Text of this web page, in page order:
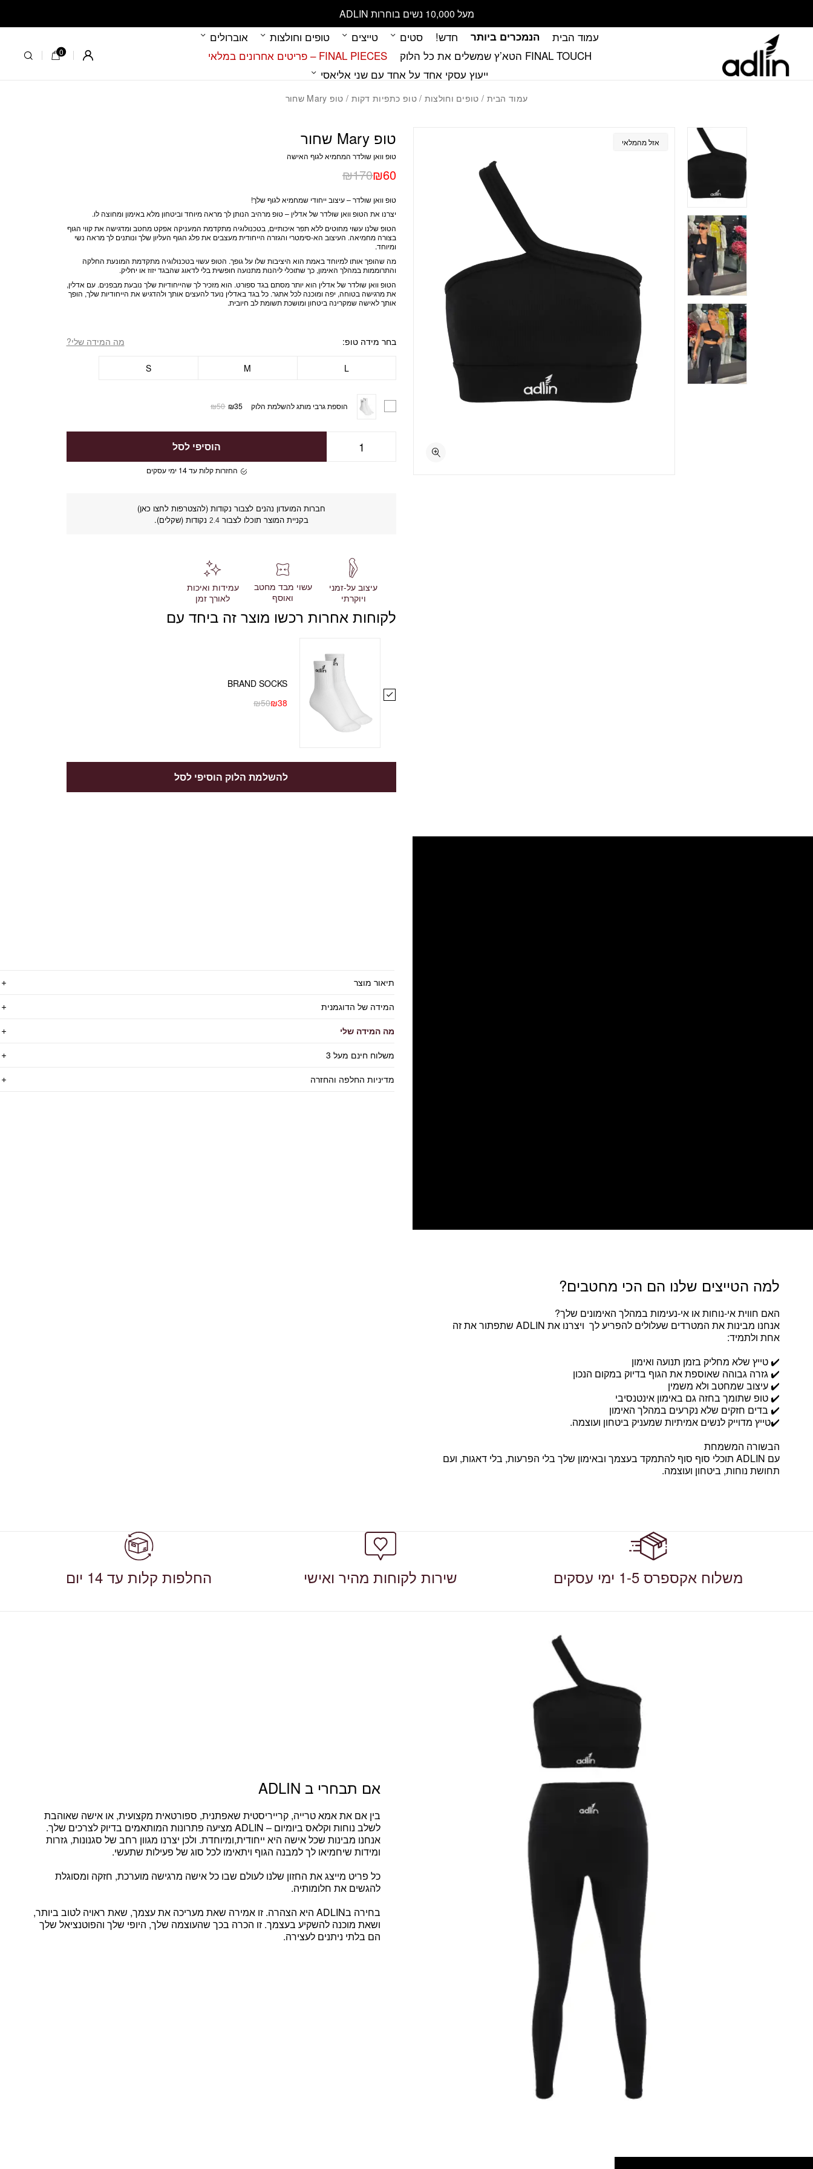
מעל 10,000 נשים בוחרות ADLIN
עמוד הבית הנמכרים ביותר חדש! סטים טייצים טופים וחולצות
אוברולים
FINAL TOUCH הטא’ץ שמשלים את כל הלוק
FINAL PIECES – פריטים אחרונים במלאי
ייעוץ עסקי אחד על אחד עם שני אליאסי
Register
0
עמוד הבית / טופים וחולצות /טופ כתפיות דקות / טופ Mary שחור
טופ Mary שחור
טופ וואן שולדר המחמיא לגוף האישה
₪170₪60
טופ וואן שולדר – עיצוב ייחודי שמחמיא לגוף שלך!
יצרנו את הטופ וואן שולדר של אדלין – טופ מרהיב הנותן לך מראה מיוחד וביטחון מלא באימון ומחוצה לו.
הטופ שלנו עשוי מחוטים ללא תפר איכותיים, בטכנולוגיה מתקדמת המעניקה אפקט מחטב ומדגישה את קווי הגוף
בצורה מחמיאה. העיצוב הא-סימטרי והגזרה הייחודית מעצבים את פלג הגוף העליון שלך ונותנים לך מראה נשי
ומיוחד.
מה שהופך אותו למיוחד באמת הוא היציבות שלו על גופך. הטופ עשוי בטכנולוגיה מתקדמת המונעת החלקה
והתרוממות במהלך האימון, כך שתוכלי ליהנות מתנועה חופשית בלי לדאוג שהבגד יזוז או יחליק.
הטופ וואן שולדר של אדלין הוא יותר מסתם בגד ספורט. הוא מזכיר לך שהייחודיות שלך נובעת מבפנים. עם אדלין,
את מרגישה בטוחה, יפה ומוכנה לכל אתגר. כל בגד באדלין נועד להעצים אותך ולהדגיש את הייחודיות שלך, הופך
אותך לאישה שמקרינה ביטחון ומושכת תשומת לב חיובית.
בחר מידה טופ מה המידה שלי?
L
M
S
הוספת גרבי מותג להשלמת הלוק ₪50 ₪35
הוסיפי לסל
החזרות קלות עד 14 ימי עסקים
חברות המועדון נהנים לצבור נקודות (להצטרפות לחצו כאן)
בקניית המוצר תוכלו לצבור2.4 נקודות (שקלים).
עיצוב על-זמני
ויוקרתי
עשוי מבד מחטב
ואוסף
עמידות ואיכות
לאורך זמן
לקוחות אחרות רכשו מוצר זה ביחד עם
BRAND SOCKS
₪50₪38
להשלמת הלוק הוסיפי לסל
אזל מהמלאי
תיאור מוצר
המידה של הדוגמנית
מה המידה שלי
משלוח חינם מעל 3
מדיניות החלפה והחזרה
למה הטייצים שלנו הם הכי מחטבים?
האם חווית אי-נוחות או אי-נעימות במהלך האימונים שלך?
אנחנו מבינות את המטרדים שעלולים להפריע לך ויצרנו את ADLIN שתפתור את זה
אחת ולתמיד:
✔️ טייץ שלא מחליק בזמן תנועה ואימון
✔️ גזרה גבוהה שאוספת את הגוף בדיוק במקום הנכון
✔️ עיצוב שמחטב ולא משמין
✔️ טופ שתומך בחזה גם באימון אינטנסיבי
✔️ בדים חזקים שלא נקרעים במהלך האימון
✔️טייץ מדוייק לנשים אמיתיות שמעניק ביטחון ועוצמה.
הבשורה המשמחת
עם ADLIN תוכלי סוף סוף להתמקד בעצמך ובאימון שלך בלי הפרעות, בלי דאגות, ועם
תחושת נוחות, ביטחון ועוצמה.
משלוח אקספרס 1-5 ימי עסקים שירות לקוחות מהיר ואישי החלפות קלות עד 14 יום
אם תבחרי ב ADLIN
בין אם אתאמא טרייה, קרייריסטית שאפתנית, ספורטאית מקצועית, או אישה שאוהבת
לשלב נוחות וקלאס ביומיום
– ADLIN מציעה פתרונות המותאמים בדיוק לצרכים שלך.
אנחנו מבינות שכל אישה היא ייחודית,ומיוחדת. ולכן יצרנו מגוון רחב של סגנונות, גזרות
ומידות שיחמיאו לך למבנה הגוף ויתאימו לכל סוג של פעילות שתעשי.
כל פריט מייצג את החזון שלנו לעולם שבו כל אישה מרגישה מוערכת, חזקה ומסוגלת
להגשים את חלומותיה.
בחירה בADLIN היא הצהרה. זו
אמירה שאת מעריכה את עצמך, שאת ראויה לטוב ביותר,
ושאת מוכנה להשקיע בעצמך. זו הכרה בכך שהעוצמה שלך, היופי שלך והפוטנציאל שלך
הם בלתי ניתנים לעצירה.